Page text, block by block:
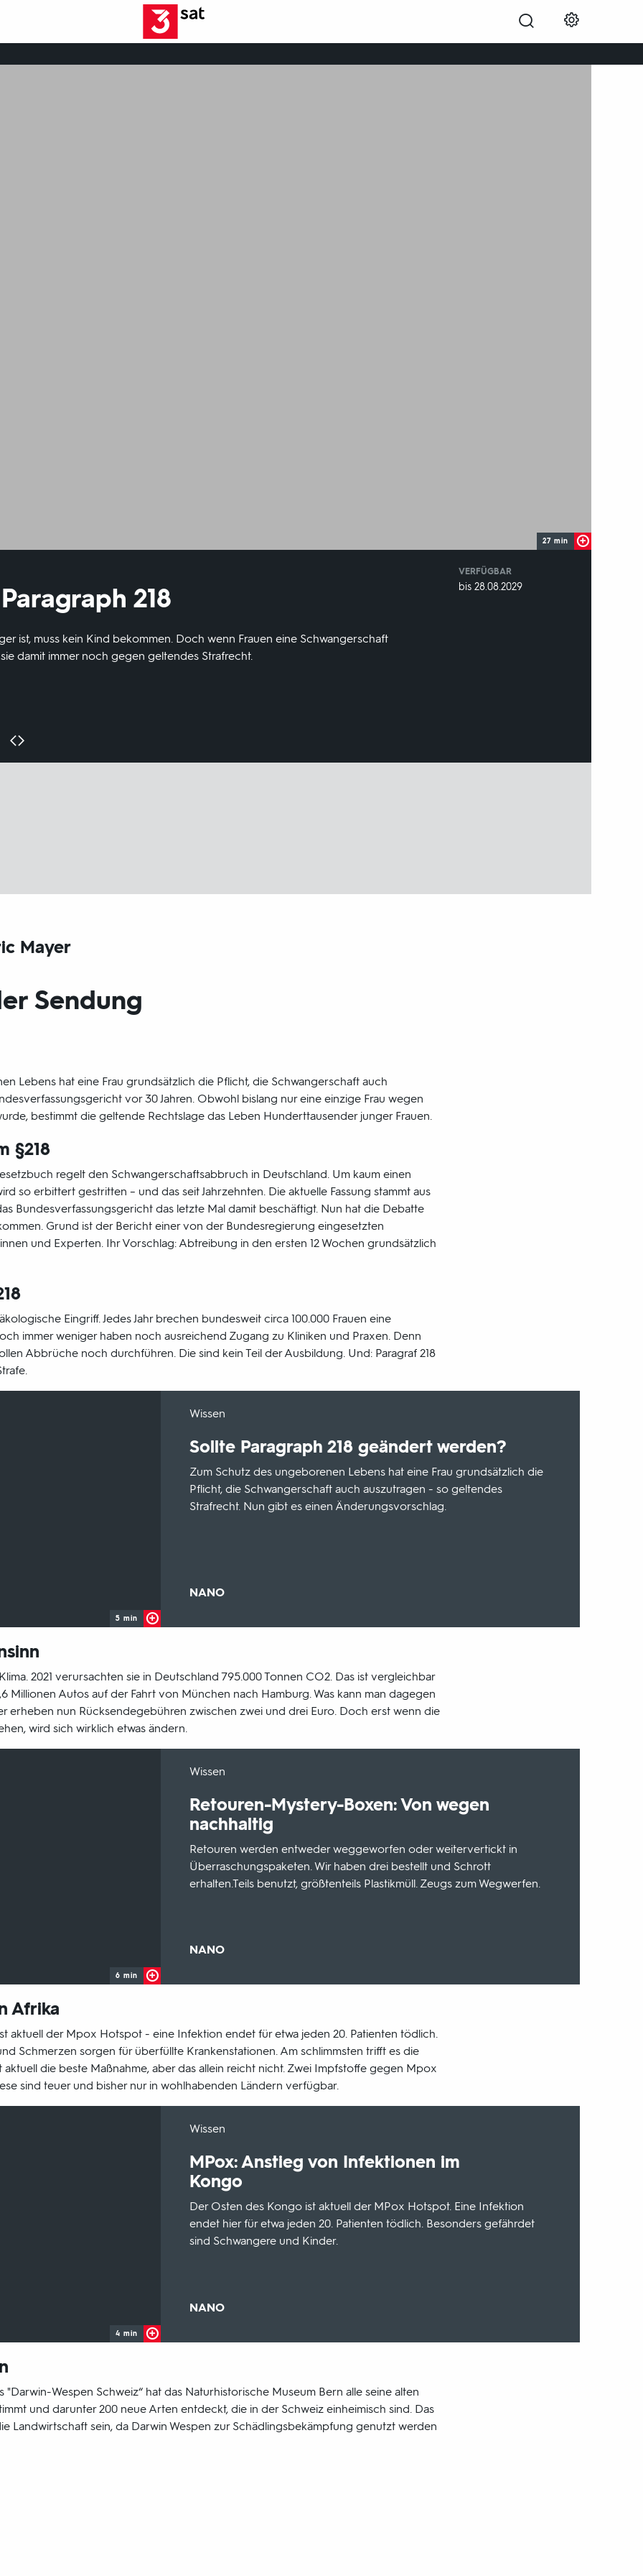
27 min
218
ist, muss kein Kind bekommen. Doch wenn Frauen eine Schwangerschaft
damit immer noch gegen geltendes Strafrecht.
VERFÜGBAR
weltweit
VERFÜGBAR
bis 28.08.2029
Mayer
Sendung
Lebens hat eine Frau grundsätzlich die Pflicht, die Schwangerschaft auch
vor 30 Jahren. Obwohl bislang nur eine einzige Frau wegen
bestimmt die geltende Rechtslage das Leben Hunderttausender junger Frauen.
§218
regelt den Schwangerschaftsabbruch in Deutschland. Um kaum einen
so erbittert gestritten – und das seit Jahrzehnten. Die aktuelle Fassung stammt aus
Bundesverfassungsgericht das letzte Mal damit beschäftigt. Nun hat die Debatte
Grund ist der Bericht einer von der Bundesregierung eingesetzten
und Experten. Ihr Vorschlag: Abtreibung in den ersten 12 Wochen grundsätzlich
Eingriff. Jedes Jahr brechen bundesweit circa 100.000 Frauen eine
immer weniger haben noch ausreichend Zugang zu Kliniken und Praxen. Denn
Abbrüche noch durchführen. Die sind kein Teil der Ausbildung. Und: Paragraf 218
5 min
Wissen
Sollte Paragraph 218 geändert werden?
Zum Schutz des ungeborenen Lebens hat eine Frau grundsätzlich die
Pflicht, die Schwangerschaft auch auszutragen - so geltendes
Strafrecht. Nun gibt es einen Änderungsvorschlag.
Sendungsbereich:
NANO
2021 verursachten sie in Deutschland 795.000 Tonnen CO2. Das ist vergleichbar
Millionen Autos auf der Fahrt von München nach Hamburg. Was kann man dagegen
erheben nun Rücksendegebühren zwischen zwei und drei Euro. Doch erst wenn die
wird sich wirklich etwas ändern.
6 min
Wissen
Retouren-Mystery-Boxen: Von wegen
nachhaltig
Retouren werden entweder weggeworfen oder weitervertickt in
Überraschungspaketen. Wir haben drei bestellt und Schrott
erhalten.Teils benutzt, größtenteils Plastikmüll. Zeugs zum Wegwerfen.
Sendungsbereich:
NANO
Afrika
aktuell der Mpox Hotspot - eine Infektion endet für etwa jeden 20. Patienten tödlich.
Schmerzen sorgen für überfüllte Krankenstationen. Am schlimmsten trifft es die
aktuell die beste Maßnahme, aber das allein reicht nicht. Zwei Impfstoffe gegen Mpox
sind teuer und bisher nur in wohlhabenden Ländern verfügbar.
4 min
Wissen
MPox: Anstieg von Infektionen im
Kongo
Der Osten des Kongo ist aktuell der MPox Hotspot. Eine Infektion
endet hier für etwa jeden 20. Patienten tödlich. Besonders gefährdet
sind Schwangere und Kinder.
Sendungsbereich:
NANO
"Darwin-Wespen Schweiz“ hat das Naturhistorische Museum Bern alle seine alten
und darunter 200 neue Arten entdeckt, die in der Schweiz einheimisch sind. Das
Landwirtschaft sein, da Darwin Wespen zur Schädlingsbekämpfung genutzt werden